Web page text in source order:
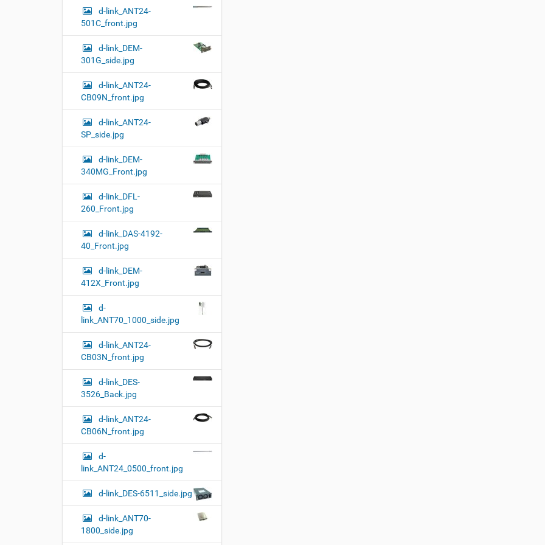
d-link_ANT24-
501C_front.jpg
d-link_DEM-
301G_side.jpg
d-link_ANT24-
CB09N_front.jpg
d-link_ANT24-
SP_side.jpg
d-link_DEM-
340MG_Front.jpg
d-link_DFL-
260_Front.jpg
d-link_DAS-4192-
40_Front.jpg
d-link_DEM-
412X_Front.jpg
d-
link_ANT70_1000_side.jpg
d-link_ANT24-
CB03N_front.jpg
d-link_DES-
3526_Back.jpg
d-link_ANT24-
CB06N_front.jpg
d-
link_ANT24_0500_front.jpg
d-link_DES-6511_side.jpg
d-link_ANT70-
1800_side.jpg